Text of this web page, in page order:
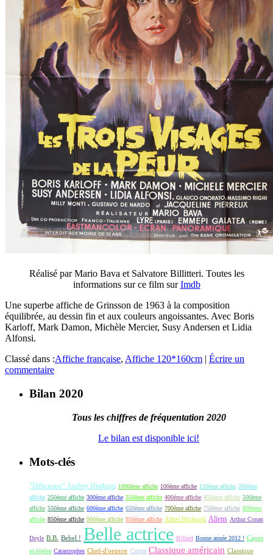
Réalisé par Mario Bava et Salvatore Billitteri. Toutes les
informations sur ce film surImdb
Une superbe affiche de Grinsson de 1963 à la composition
équilibrée, au dessin fin et aux couleurs angoissantes. Avec Boris
Karloff, Mark Damon, Michèle Mercier, Susy Andersen et Lidia
Alfonsi.
Classé dans :Affiche française, Affiche 120*160cm
Écrire un
commentaire
Bilan 2020
Tous les chiffres de fréquentation 2020
Le bilan est disponible ici!
Mots-clés
"Délicieuse" Audrey Hepburn 1000ème affiche 100ème affiche 150ème affiche 200ème
affiche 250ème affiche 300ème affiche 350ème affiche 400ème affiche 450ème affiche 500ème
affiche 550ème affiche 600ème affiche 650ème affiche 700ème affiche 750ème affiche 800ème
affiche 850ème affiche 900ème affiche 950ème affiche Alfred Hitchcock Aliens Arthur Conan
Doyle B.B. Bebel ! Belle actrice Billard Bonne année 2012 ! Capes
et épées Catastrophes Chef-d'oeuvre Cirque Classique américain Classique